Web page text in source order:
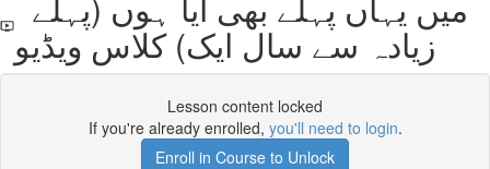
زیادہ سے سال ایک) کلاس ویڈیو
Lesson content locked
If you're already enrolled, you'll need to login.
Enroll in Course to Unlock